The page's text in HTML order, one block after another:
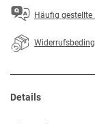
Häufig gestellte
Details